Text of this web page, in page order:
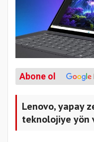
Abone ol
Lenovo, yapay
teknolojiye yön